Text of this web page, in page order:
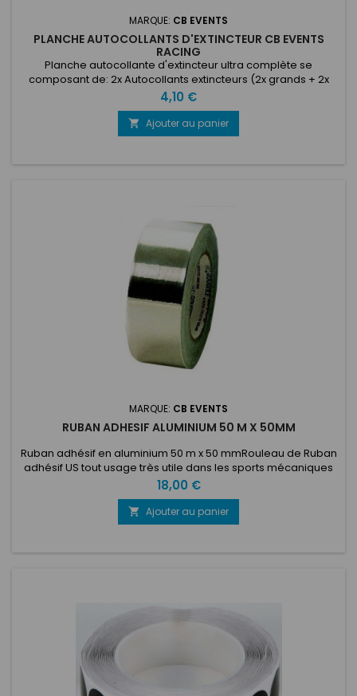
MARQUE: CB EVENTS
PLANCHE AUTOCOLLANTS D'EXTINCTEUR CB EVENTS
RACING
Planche autocollante d'extincteur ultra complète se
composant de: 2x Autocollants extincteurs (2x grands + 2x
petits) 2x Autocollants coupe circuit (2x grands + 1x petit) 6x
Flèches pour crochet de remorquage 1x Autocollants CB
Events
Prix
4,10 €
 Ajouter au panier
MARQUE: CB EVENTS
RUBAN ADHESIF ALUMINIUM 50 M X 50MM
Ruban adhésif en aluminium 50 m x 50 mmRouleau de Ruban
adhésif US tout usage très utile dans les sports mécaniques
!Diamètre : 50 m x 50 mm.
Prix
18,00 €
 Ajouter au panier